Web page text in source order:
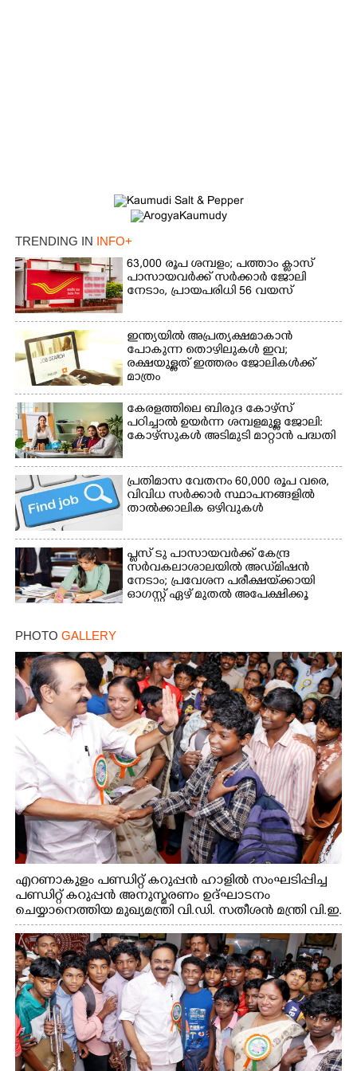
TRENDING IN INFO+
63,000 രൂപ ശമ്പളം; പത്താം ക്ലാസ്
പാസായവർക്ക് സർക്കാർ ജോലി
നേടാം, പ്രായപരിധി 56 വയസ്
ഇന്ത്യയിൽ അപ്രത്യക്ഷമാകാൻ
പോകുന്ന തൊഴിലുകൾ ഇവ;
രക്ഷയുള്ളത് ഇത്തരം ജോലികൾക്ക്
മാത്രം
കേരളത്തിലെ ബിരുദ കോഴ്സ്
പഠിച്ചാൽ ഉയർന്ന ശമ്പളമുള്ള ജോലി:​
കോഴ്സുകൾ അടിമുടി മാറ്റാൻ പദ്ധതി
പ്രതിമാസ വേതനം 60,​000 രൂപ വരെ,​
വിവിധ സർക്കാർ സ്ഥാപനങ്ങളിൽ
താൽക്കാലിക ഒഴിവുകൾ
പ്ലസ് ടു പാസായവർക്ക് കേന്ദ്ര
സർവകലാശാലയിൽ അഡ്‌മിഷൻ
നേടാം; പ്രവേശന പരീക്ഷയ്‌ക്കായി
ഓഗസ്റ്റ് ഏഴ് മുതൽ അപേക്ഷിക്കൂ
PHOTO GALLERY
എറണാകുളം പണ്ഡിറ്റ് കറുപ്പൻ ഹാളിൽ സംഘടിപ്പിച്ച
പണ്ഡിറ്റ് കറുപ്പൻ അനുസ്മരണം ഉദ്ഘാടനം
ചെയ്യാനെത്തിയ മുഖ്യമന്ത്രി വി.ഡി. സതീശൻ മന്ത്രി വി.ഇ.
അബ്ദുൽ ഗഫൂർ ഹൈബി ഈഡൻ എം.പി
എന്നിവരുമായി സൗഹൃദ സംഭാഷണത്തിൽ
Copy Link